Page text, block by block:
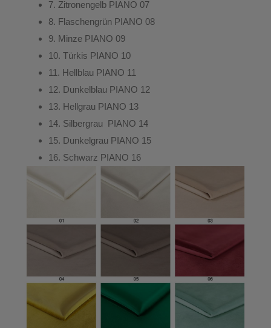
7. Zitronengelb PIANO 07
8. Flaschengrün PIANO 08
9. Minze PIANO 09
10. Türkis PIANO 10
11. Hellblau PIANO 11
12. Dunkelblau PIANO 12
13. Hellgrau PIANO 13
14. Silbergrau PIANO 14
15. Dunkelgrau PIANO 15
16. Schwarz PIANO 16